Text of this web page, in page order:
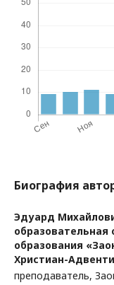
Биография
Эдуард
образовательная
образования
Христиан-
преподаватель,